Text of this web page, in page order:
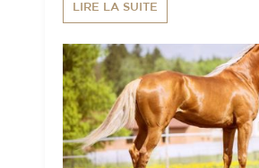
LIRE LA SUITE